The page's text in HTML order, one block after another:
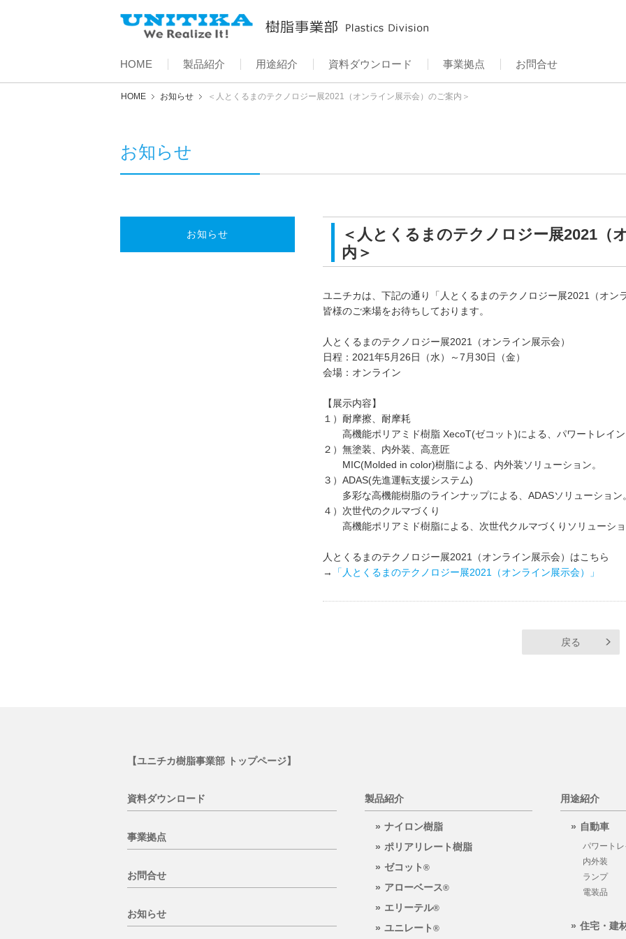
HOME 製品紹介 用途紹介 資料ダウンロード 事業拠点 お問合せ
HOME お知らせ ＜人とくるまのテクノロジー展2021（オンライン展示会）のご案内＞
お知らせ
＜人とくるまのテクノロジー展2021（
内＞
ユニチカは、下記の通り「人とくるまのテクノロジー展2021（オン
皆様のご来場をお待ちしております。
人とくるまのテクノロジー展2021（オンライン展示会）
日程：2021年5月26日（水）～7月30日（金）
会場：オンライン
【展示内容】
１）耐摩擦、耐摩耗
高機能ポリアミド樹脂 XecoT(ゼコット)による、パワートレイン
２）無塗装、内外装、高意匠
MIC(Molded in color)樹脂による、内外装ソリューション。
３）ADAS(先進運転支援システム)
多彩な高機能樹脂のラインナップによる、ADASソリューション。
４）次世代のクルマづくり
高機能ポリアミド樹脂による、次世代クルマづくりソリューショ
人とくるまのテクノロジー展2021（オンライン展示会）はこちら
→
「人とくるまのテクノロジー展2021（オンライン展示会）」
戻る
お知らせ
【ユニチカ樹脂事業部 トップページ】
資料ダウンロード
事業拠点
お問合せ
お知らせ
製品紹介
ナイロン樹脂
ポリアリレート樹脂
ゼコット ®
アローベース®
エリーテル®
ユニレート ®
用途紹介
自動車
パワートレ
内外装
ランプ
電装品
住宅・建